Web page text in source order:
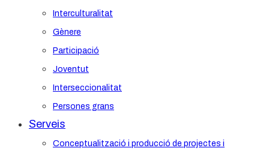
Interculturalitat
Gènere
Participació
Joventut
Interseccionalitat
Persones grans
Serveis
Conceptualització i producció de projectes i